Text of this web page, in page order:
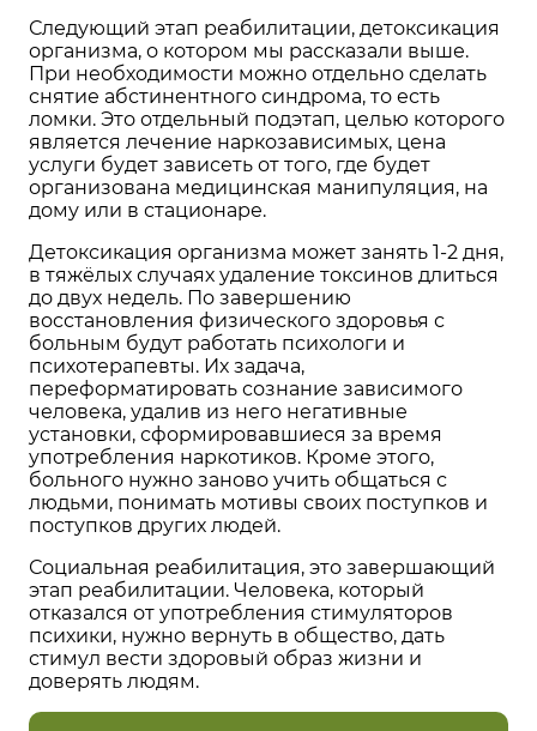
Следующий этап реабилитации, детоксикация
организма, о котором мы рассказали выше.
При необходимости можно отдельно сделать
снятие абстинентного синдрома, то есть
ломки. Это отдельный подэтап, целью которого
является лечение наркозависимых, цена
услуги будет зависеть от того, где будет
организована медицинская манипуляция, на
дому или в стационаре.
Детоксикация организма может занять 1-2 дня,
в тяжёлых случаях удаление токсинов длиться
до двух недель. По завершению
восстановления физического здоровья с
больным будут работать психологи и
психотерапевты. Их задача,
переформатировать сознание зависимого
человека, удалив из него негативные
установки, сформировавшиеся за время
употребления наркотиков. Кроме этого,
больного нужно заново учить общаться с
людьми, понимать мотивы своих поступков и
поступков других людей.
Социальная реабилитация, это завершающий
этап реабилитации. Человека, который
отказался от употребления стимуляторов
психики, нужно вернуть в общество, дать
стимул вести здоровый образ жизни и
доверять людям.